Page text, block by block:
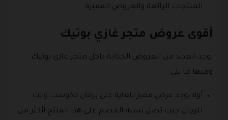
المنتجات الرائعة والعروض المميزة.
أقوى عروض متجر غازي بوتيك
يوجد العديد من العروض الجذابة داخل متجر غازي بوتيك
ومنها ما يلي:
أولا يوجد عرض مميز للغاية على برفان لاكوست وايت
للرجال حيث تصل نسبة الخصم على هذا المنتج لأكثر من